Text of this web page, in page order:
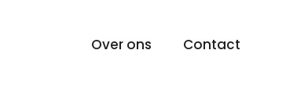
Over ons Contact